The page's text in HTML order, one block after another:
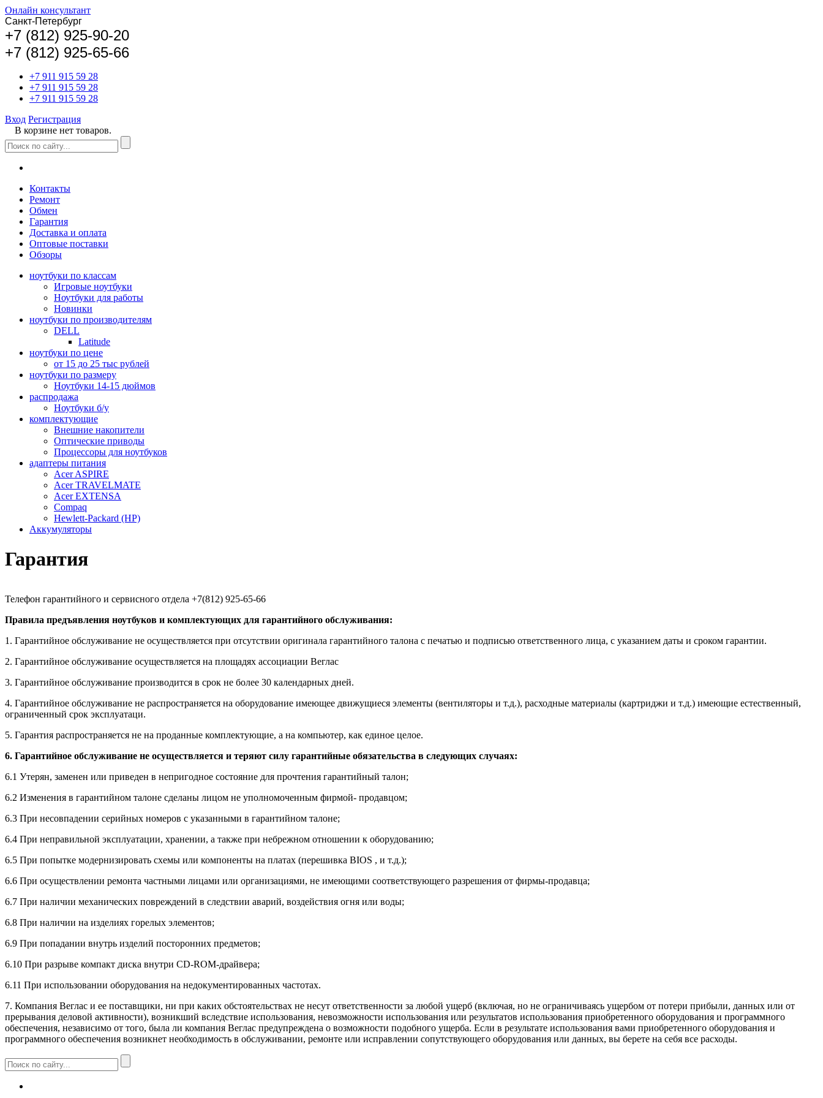
Онлайн консультант
Санкт-Петербург
+7 (812) 925-90-20
+7 (812) 925-65-66
+7 911 915 59 28
+7 911 915 59 28
+7 911 915 59 28
Вход Регистрация
В корзине нет товаров.
Контакты
Ремонт
Обмен
Гарантия
Доставка и оплата
Оптовые поставки
Обзоры
ноутбуки по классам
Игровые ноутбуки
Ноутбуки для работы
Новинки
ноутбуки по производителям
DELL
Latitude
ноутбуки по цене
от 15 до 25 тыс рублей
ноутбуки по размеру
Ноутбуки 14-15 дюймов
распродажа
Ноутбуки б/у
комплектующие
Внешние накопители
Оптические приводы
Процессоры для ноутбуков
адаптеры питания
Acer ASPIRE
Acer TRAVELMATE
Acer EXTENSA
Compaq
Hewlett-Packard (HP)
Аккумуляторы
Гарантия
Телефон гарантийного и сервисного отдела +7(812) 925-65-66
Правила предъявления ноутбуков и комплектующих для гарантийного обслуживания:
1. Гарантийное обслуживание не осуществляется при отсутствии оригинала гарантийного талона с печатью и подписью ответственного лица, с указанием даты и сроком гарантии.
2. Гарантийное обслуживание осуществляется на площадях ассоциации Веглас
3. Гарантийное обслуживание производится в срок не более 30 календарных дней.
4. Гарантийное обслуживание не распространяется на оборудование имеющее движущиеся элементы (вентиляторы и т.д.), расходные материалы (картриджи и т.д.) имеющие естественный,
ограниченный срок эксплуатаци.
5. Гарантия распространяется не на проданные комплектующие, а на компьютер, как единое целое.
6. Гарантийное обслуживание не осуществляется и теряют силу гарантийные обязательства в следующих случаях:
6.1 Утерян, заменен или приведен в непригодное состояние для прочтения гарантийный талон;
6.2 Изменения в гарантийном талоне сделаны лицом не уполномоченным фирмой- продавцом;
6.3 При несовпадении серийных номеров с указанными в гарантийном талоне;
6.4 При неправильной эксплуатации, хранении, а также при небрежном отношении к оборудованию;
6.5 При попытке модернизировать схемы или компоненты на платах (перешивка BIOS , и т.д.);
6.6 При осуществлении ремонта частными лицами или организациями, не имеющими соответствующего разрешения от фирмы-продавца;
6.7 При наличии механических повреждений в следствии аварий, воздействия огня или воды;
6.8 При наличии на изделиях горелых элементов;
6.9 При попадании внутрь изделий посторонних предметов;
6.10 При разрыве компакт диска внутри CD-ROM-драйвера;
6.11 При использовании оборудования на недокументированных частотах.
7. Компания Веглас и ее поставщики, ни при каких обстоятельствах не несут ответственности за любой ущерб (включая, но не ограничиваясь ущербом от потери прибыли, данных или от
прерывания деловой активности), возникший вследствие использования, невозможности использования или результатов использования приобретенного оборудования и программного
обеспечения, независимо от того, была ли компания Веглас предупреждена о возможности подобного ущерба. Если в результате использования вами приобретенного оборудования и
программного обеспечения возникнет необходимость в обслуживании, ремонте или исправлении сопутствующего оборудования или данных, вы берете на себя все расходы.